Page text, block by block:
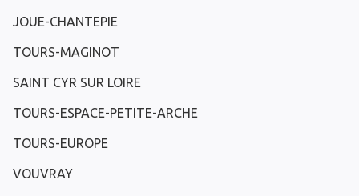
JOUE-CHANTEPIE
TOURS-MAGINOT
SAINT CYR SUR LOIRE
TOURS-ESPACE-PETITE-ARCHE
TOURS-EUROPE
VOUVRAY